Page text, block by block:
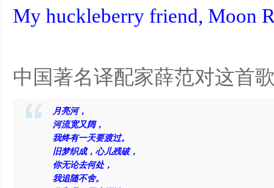
My huckleberry friend, Moon
中国著名译配家薛范对这首
月亮河，
河流宽又阔，
我终有一天要渡过。
旧梦织成，心儿残破，
你无论去何处，
我追随不舍。